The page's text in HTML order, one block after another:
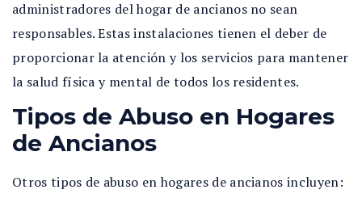
administradores del hogar de ancianos no sean
responsables. Estas instalaciones tienen el deber de
proporcionar la atención y los servicios para mantener
la salud física y mental de todos los residentes.
Tipos de Abuso en Hogares
de Ancianos
Otros tipos de abuso en hogares de ancianos incluyen: